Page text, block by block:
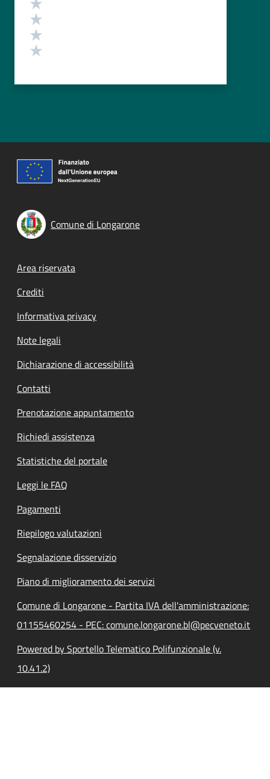
Comune di Longarone
Footer menu
Area riservata
Crediti
Informativa privacy
Note legali
Dichiarazione di accessibilità
Contatti
Prenotazione appuntamento
Richiedi assistenza
Statistiche del portale
Leggi le FAQ
Pagamenti
Riepilogo valutazioni
Segnalazione disservizio
Piano di miglioramento dei servizi
Comune di Longarone - Partita IVA dell'amministrazione:
01155460254 - PEC: comune.longarone.bl@pecveneto.it
Powered by Sportello Telematico Polifunzionale (v.
10.41.2)